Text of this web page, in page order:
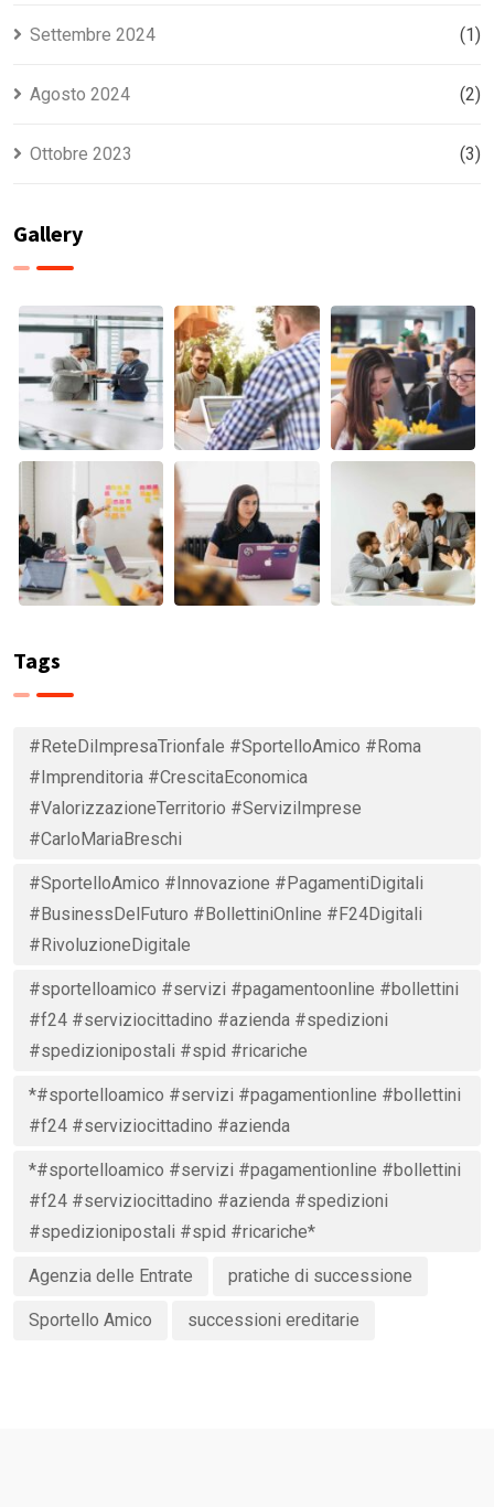
Settembre 2024 (1)
Agosto 2024 (2)
Ottobre 2023 (3)
Gallery
Tags
#ReteDiImpresaTrionfale #SportelloAmico #Roma
#Imprenditoria #CrescitaEconomica
#ValorizzazioneTerritorio #ServiziImprese
#CarloMariaBreschi
#SportelloAmico #Innovazione #PagamentiDigitali
#BusinessDelFuturo #BollettiniOnline #F24Digitali
#RivoluzioneDigitale
#sportelloamico #servizi #pagamentoonline #bollettini
#f24 #serviziocittadino #azienda #spedizioni
#spedizionipostali #spid #ricariche
*#sportelloamico #servizi #pagamentionline #bollettini
#f24 #serviziocittadino #azienda
*#sportelloamico #servizi #pagamentionline #bollettini
#f24 #serviziocittadino #azienda #spedizioni
#spedizionipostali #spid #ricariche*
Agenzia delle Entrate pratiche di successione
Sportello Amico successioni ereditarie